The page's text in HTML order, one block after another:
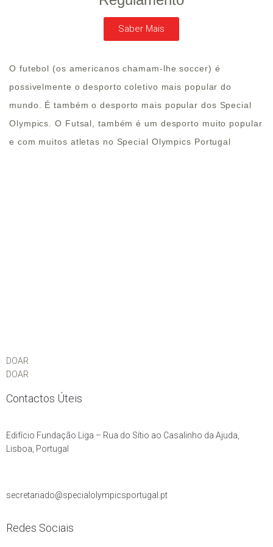
Saber Mais
O futebol (os americanos chamam-lhe soccer) é
possivelmente o desporto coletivo mais popular do
mundo. É também o desporto mais popular dos Special
Olympics. O Futsal, também é um desporto muito popular
e com muitos atletas no Special Olympics Portugal
DOAR
DOAR
Contactos Úteis
Edifício Fundação Liga – Rua do Sítio ao Casalinho da Ajuda,
Lisboa, Portugal
secretariado@specialolympicsportugal.pt
Redes Sociais